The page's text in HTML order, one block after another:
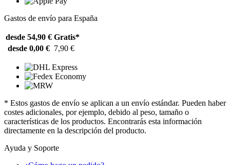
Gastos de envío para España
desde 54,90 € Gratis*
desde 0,00 € 7,90 €
* Estos gastos de envío se aplican a un envío estándar. Pueden haber
costes adicionales, por ejemplo, debido al peso, tamaño o
características de los productos. Encontrarás esta información
directamente en la descripción del producto.
Ayuda y Soporte